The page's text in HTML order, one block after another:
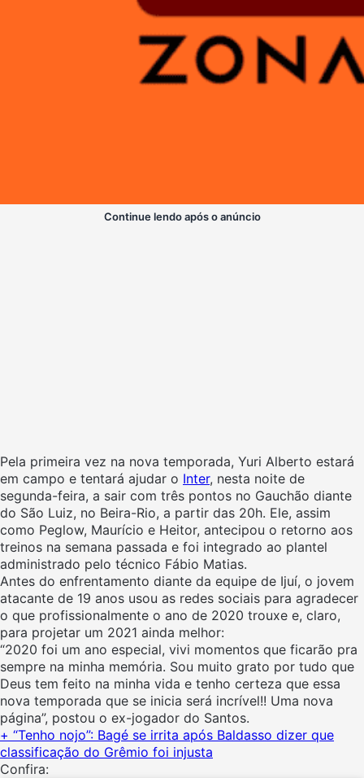
Continue lendo após o anúncio
Pela primeira vez na nova temporada, Yuri Alberto estará
em campo e tentará ajudar o Inter, nesta noite de
segunda-feira, a sair com três pontos no Gauchão diante
do São Luiz, no Beira-Rio, a partir das 20h. Ele, assim
como Peglow, Maurício e Heitor, antecipou o retorno aos
treinos na semana passada e foi integrado ao plantel
administrado pelo técnico Fábio Matias.
Antes do enfrentamento diante da equipe de Ijuí, o jovem
atacante de 19 anos usou as redes sociais para agradecer
o que profissionalmente o ano de 2020 trouxe e, claro,
para projetar um 2021 ainda melhor:
“2020 foi um ano especial, vivi momentos que ficarão pra
sempre na minha memória. Sou muito grato por tudo que
Deus tem feito na minha vida e tenho certeza que essa
nova temporada que se inicia será incrível!! Uma nova
página”, postou o ex-jogador do Santos.
+ “Tenho nojo”: Bagé se irrita após Baldasso dizer que
classificação do Grêmio foi injusta
Confira: